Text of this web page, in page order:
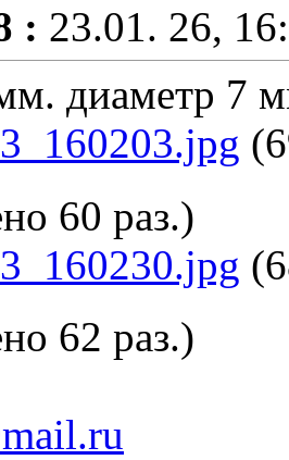
: 23.01. 26,
диаметр 7
60 раз.)
62 раз.)